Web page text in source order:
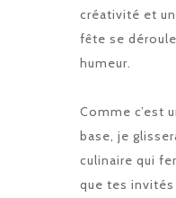
créativité et
fête se
humeur.
Comme c’est
base, je
culinaire qui
que tes